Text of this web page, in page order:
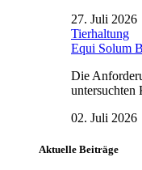
27. Juli 2026
Tierhaltung
Equi Solum
Die
untersuchten
02. Juli 2026
Aktuelle Beiträge